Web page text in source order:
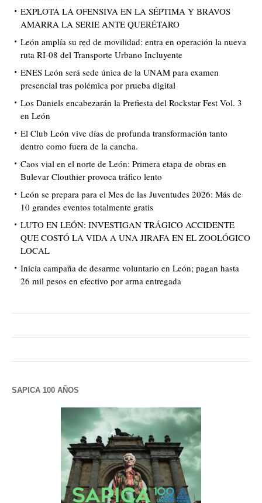
EXPLOTA LA OFENSIVA EN LA SÉPTIMA Y BRAVOS
AMARRA LA SERIE ANTE QUERÉTARO
León amplía su red de movilidad: entra en operación la nueva
ruta RI-08 del Transporte Urbano Incluyente
ENES León será sede única de la UNAM para examen
presencial tras polémica por prueba digital
Los Daniels encabezarán la Prefiesta del Rockstar Fest Vol. 3
en León
El Club León vive días de profunda transformación tanto
dentro como fuera de la cancha.
Caos vial en el norte de León: Primera etapa de obras en
Bulevar Clouthier provoca tráfico lento
León se prepara para el Mes de las Juventudes 2026: Más de
10 grandes eventos totalmente gratis
LUTO EN LEÓN: INVESTIGAN TRÁGICO ACCIDENTE
QUE COSTÓ LA VIDA A UNA JIRAFA EN EL ZOOLÓGICO
LOCAL
Inicia campaña de desarme voluntario en León; pagan hasta
26 mil pesos en efectivo por arma entregada
SAPICA 100 AÑOS